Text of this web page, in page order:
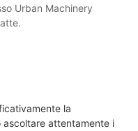
Urban Machinery
la
ascoltare attentamente i